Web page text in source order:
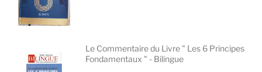
Le Commentaire du Livre " Les 6 Principes
Fondamentaux " - Bilingue